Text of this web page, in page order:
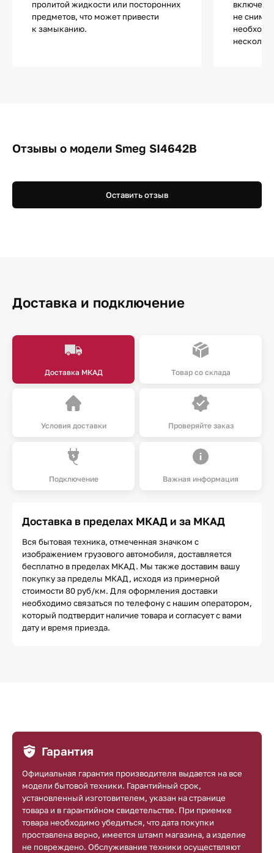
пролитой жидкости или посторонних
предметов, что может привести
к замыканию.
не
Отзывы о модели Smeg SI4642B
Оставить отзыв
Доставка и подключение
Доставка МКАД Товар со склада
Условия доставки Проверяйте заказ
Подключение Важная информация
Доставка в пределах МКАД и за МКАД
Вся бытовая техника, отмеченная значком с
изображением грузового автомобиля, доставляется
бесплатно в пределах МКАД. Мы также доставим вашу
покупку за пределы МКАД, исходя из примерной
стоимости 80 руб/км. Для оформления доставки
необходимо связаться по телефону с нашим оператором,
который подтвердит наличие товара и согласует с вами
дату и время приезда.
Гарантия
Официальная гарантия производителя выдается на все
модели бытовой техники. Гарантийный срок,
установленный изготовителем, указан на странице
товара и в гарантийном свидетельстве. При приемке
товара необходимо убедиться, что дата покупки
проставлена верно, имеется штамп магазина, а изделие
не повреждено. Обслуживание техники осуществляют